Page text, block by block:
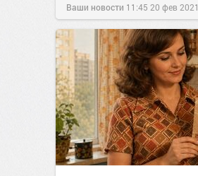
Ваши новости 11:45 20 фев 2021